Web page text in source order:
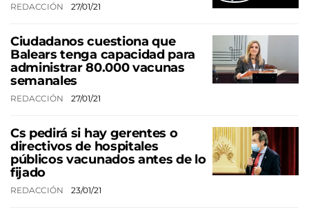
REDACCIÓN 27/01/21
Ciudadanos cuestiona que
Balears tenga capacidad para
administrar 80.000 vacunas
semanales
REDACCIÓN 27/01/21
Cs pedirá si hay gerentes o
directivos de hospitales
públicos vacunados antes de lo
fijado
REDACCIÓN 23/01/21